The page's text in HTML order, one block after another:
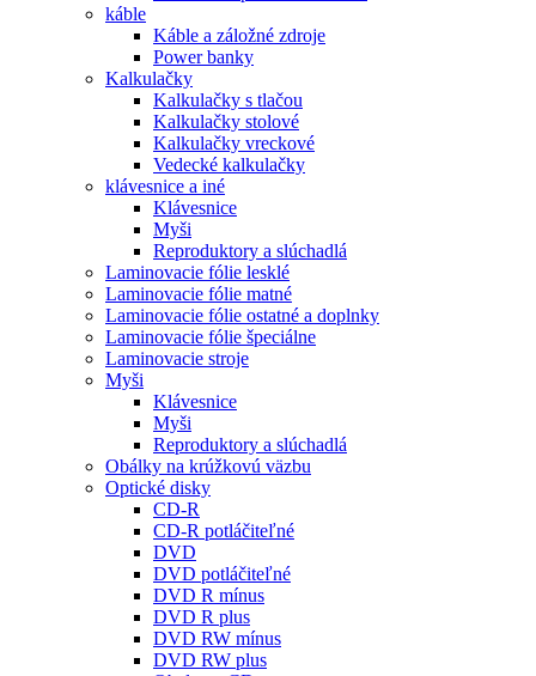
káble
Káble a záložné zdroje
Power banky
Kalkulačky
Kalkulačky s tlačou
Kalkulačky stolové
Kalkulačky vreckové
Vedecké kalkulačky
klávesnice a iné
Klávesnice
Myši
Reproduktory a slúchadlá
Laminovacie fólie lesklé
Laminovacie fólie matné
Laminovacie fólie ostatné a doplnky
Laminovacie fólie špeciálne
Laminovacie stroje
Myši
Klávesnice
Myši
Reproduktory a slúchadlá
Obálky na krúžkovú väzbu
Optické disky
CD-R
CD-R potláčiteľné
DVD
DVD potláčiteľné
DVD R mínus
DVD R plus
DVD RW mínus
DVD RW plus